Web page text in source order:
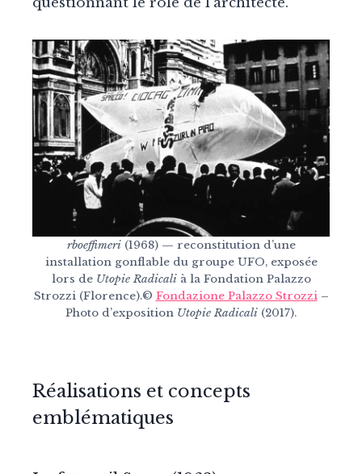
rboeffimeri(1968) — reconstitution d’une
installation gonflable du groupe UFO, exposée
lors de Utopie Radicalià la Fondation Palazzo
Strozzi (Florence).© Fondazione Palazzo Strozzi–
Photo d’exposition Utopie Radicali (2017).
Réalisations et concepts
emblématiques